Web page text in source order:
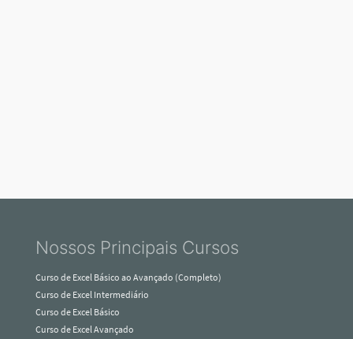
Nossos Principais Cursos
Curso de Excel Básico ao Avançado (Completo)
Curso de Excel Intermediário
Curso de Excel Básico
Curso de Excel Avançado